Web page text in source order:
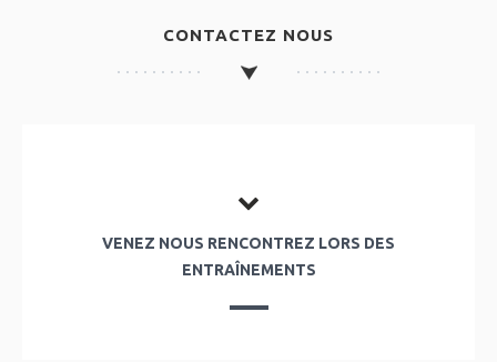
CONTACTEZ NOUS
VENEZ NOUS RENCONTREZ LORS DES
ENTRAÎNEMENTS